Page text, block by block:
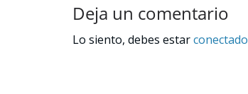
Deja un comentario
Lo siento, debes estarconectado